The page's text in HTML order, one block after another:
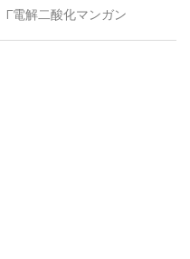
Γ電解二酸化マンガン